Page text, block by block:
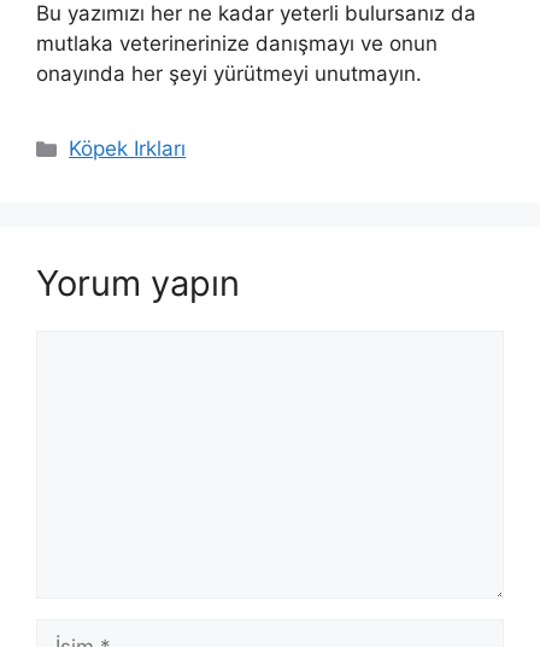
Bu yazımızı her ne kadar yeterli bulursanız da
mutlaka veterinerinize danışmayı ve onun
onayında her şeyi yürütmeyi unutmayın.
Kategoriler
Köpek Irkları
Yorum yapın
İsim